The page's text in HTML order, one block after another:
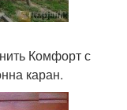
Комфорт с
каран.